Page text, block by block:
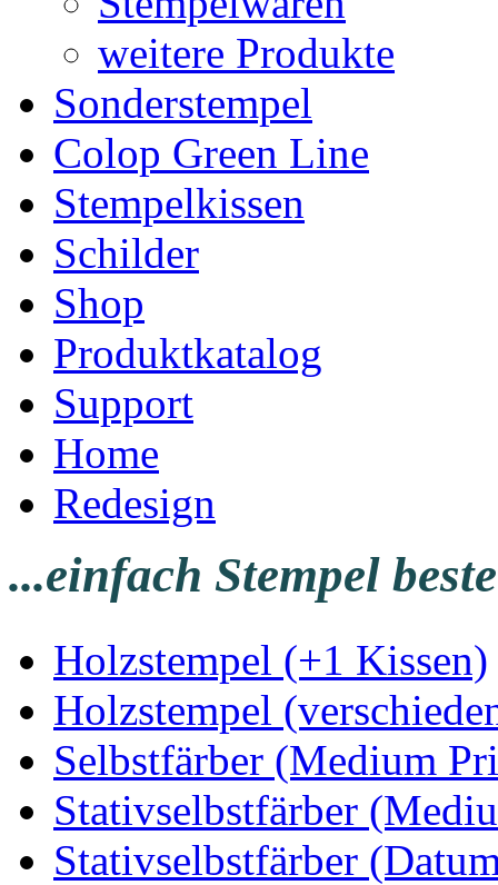
weitere Produkte
Sonderstempel
Colop Green Line
Stempelkissen
Schilder
Shop
Produktkatalog
Support
Home
Redesign
...einfach Stempel
Holzstempel (+1 Kissen)
Holzstempel
Selbstfärber (Medium
Stativselbstfärber
Stativselbstfärber